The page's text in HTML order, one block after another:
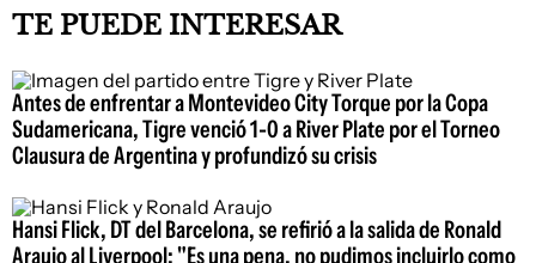
TE PUEDE INTERESAR
Antes de enfrentar a Montevideo City Torque por la Copa
Sudamericana, Tigre venció 1-0 a River Plate por el Torneo
Clausura de Argentina y profundizó su crisis
Hansi Flick, DT del Barcelona, se refirió a la salida de Ronald
Araujo al Liverpool: "Es una pena, no pudimos incluirlo como